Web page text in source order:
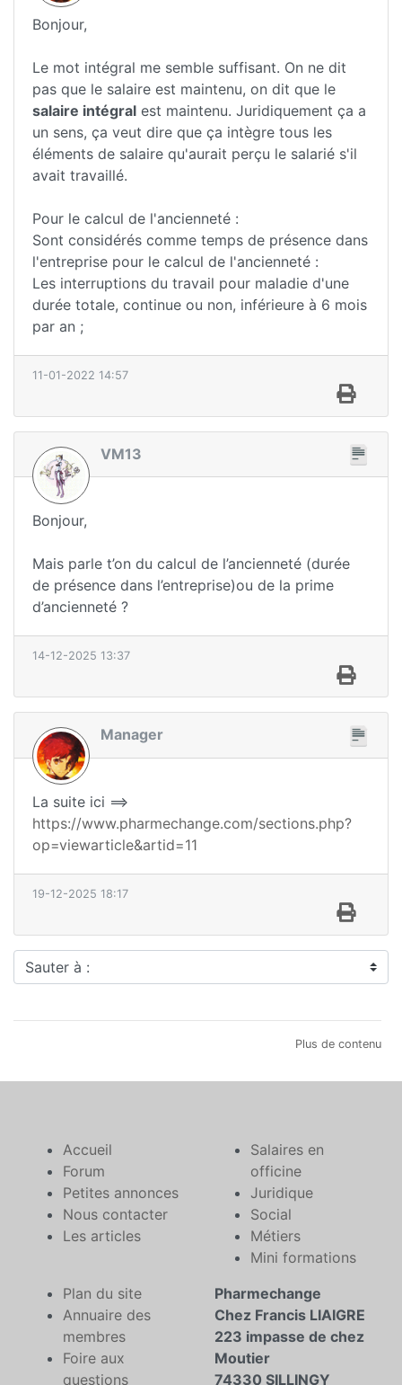
Bonjour,
Le mot intégral me semble suffisant. On ne dit
pas que le salaire est maintenu, on dit que le
salaire intégral est maintenu. Juridiquement ça a
un sens, ça veut dire que ça intègre tous les
éléments de salaire qu'aurait perçu le salarié s'il
avait travaillé.
Pour le calcul de l'ancienneté :
Sont considérés comme temps de présence dans
l'entreprise pour le calcul de l'ancienneté :
Les interruptions du travail pour maladie d'une
durée totale, continue ou non, inférieure à 6 mois
par an ;
11-01-2022 14:57
VM13
Bonjour,
Mais parle t’on du calcul de l’ancienneté (durée
de présence dans l’entreprise)ou de la prime
d’ancienneté ?
14-12-2025 13:37
Manager
La suite ici ==>
https://www.pharmechange.com/sections.php?
op=viewarticle&artid=11
19-12-2025 18:17
Sauter à :
Plus de contenu
Accueil
Forum
Petites annonces
Nous contacter
Les articles
Salaires en
officine
Juridique
Social
Métiers
Mini formations
Plan du site
Annuaire des
membres
Foire aux
questions
Pharmechange
Chez Francis LIAIGRE
223 impasse de chez
Moutier
74330 SILLINGY